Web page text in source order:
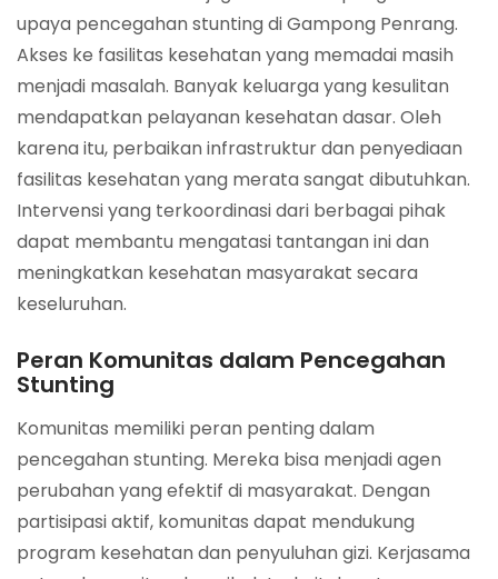
upaya pencegahan stunting di Gampong Penrang.
Akses ke fasilitas kesehatan yang memadai masih
menjadi masalah. Banyak keluarga yang kesulitan
mendapatkan pelayanan kesehatan dasar. Oleh
karena itu, perbaikan infrastruktur dan penyediaan
fasilitas kesehatan yang merata sangat dibutuhkan.
Intervensi yang terkoordinasi dari berbagai pihak
dapat membantu mengatasi tantangan ini dan
meningkatkan kesehatan masyarakat secara
keseluruhan.
Peran Komunitas dalam Pencegahan
Stunting
Komunitas memiliki peran penting dalam
pencegahan stunting. Mereka bisa menjadi agen
perubahan yang efektif di masyarakat. Dengan
partisipasi aktif, komunitas dapat mendukung
program kesehatan dan penyuluhan gizi. Kerjasama